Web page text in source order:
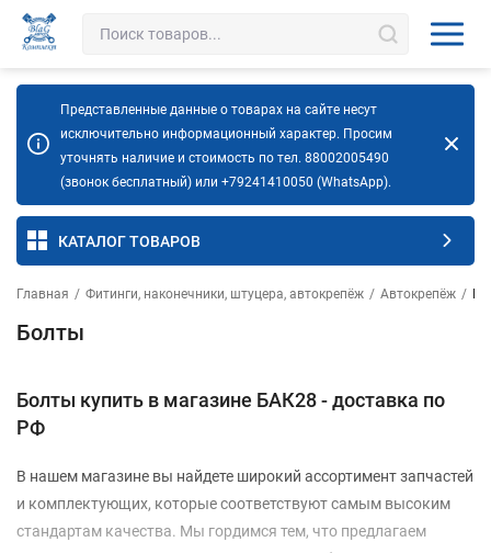
Представленные данные о товарах на сайте несут
исключительно информационный характер. Просим
уточнять наличие и стоимость по тел. 88002005490
(звонок бесплатный) или +79241410050 (WhatsApp).
КАТАЛОГ ТОВАРОВ
Главная / Фитинги, наконечники, штуцера, автокрепёж / Автокрепёж /
Болты
Болты купить в магазине БАК28 - доставка по
РФ
В нашем магазине вы найдете широкий ассортимент запчастей
и комплектующих, которые соответствуют самым высоким
стандартам качества. Мы гордимся тем, что предлагаем